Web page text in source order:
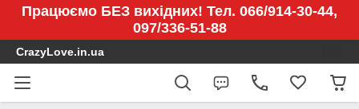
Працюємо БЕЗ вихідних! Тел. 066/914-30-44,
097/336-51-88
CrazyLove.in.ua